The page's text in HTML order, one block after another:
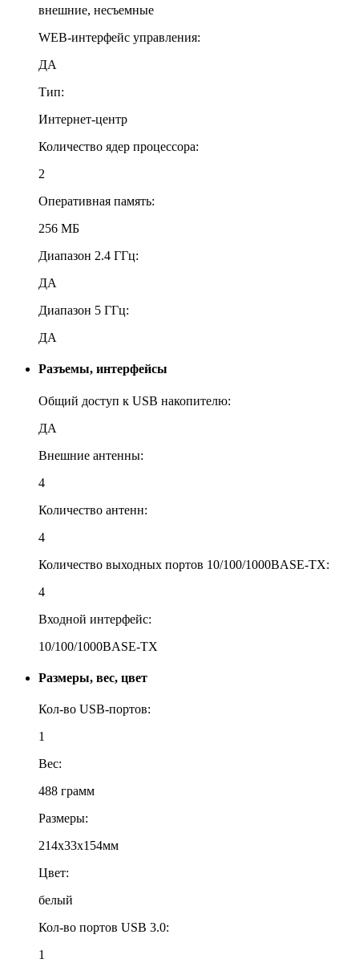
внешние, несъемные
WEB-интерфейс управления:
ДА
Тип:
Интернет-центр
Количество ядер процессора:
2
Оперативная память:
256 МБ
Диапазон 2.4 ГГц:
ДА
Диапазон 5 ГГц:
ДА
Разъемы, интерфейсы
Общий доступ к USB накопителю:
ДА
Внешние антенны:
4
Количество антенн:
4
Количество выходных портов 10/100/1000BASE-TX:
4
Входной интерфейс:
10/100/1000BASE-TX
Размеры, вес, цвет
Кол-во USB-портов:
1
Вес:
488 грамм
Размеры:
214x33x154мм
Цвет:
белый
Кол-во портов USB 3.0:
1